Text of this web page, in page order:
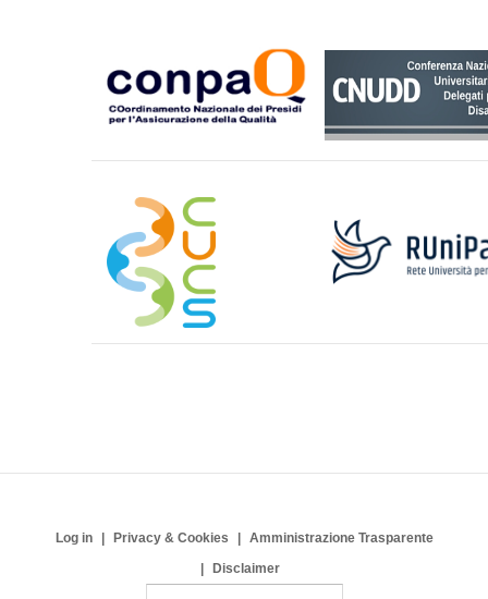
Log in Privacy & Cookies
Amministrazione Trasparente
Disclaimer